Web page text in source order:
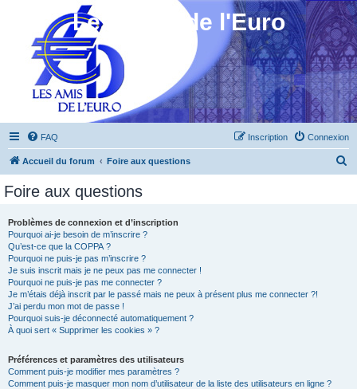
Les Amis de l'Euro
FAQ Connexion
Inscription
Accueil du forum Foire aux questions
Foire aux questions
Problèmes de connexion et d’inscription
Pourquoi ai-je besoin de m’inscrire ?
Qu’est-ce que la COPPA ?
Pourquoi ne puis-je pas m’inscrire ?
Je suis inscrit mais je ne peux pas me connecter !
Pourquoi ne puis-je pas me connecter ?
Je m’étais déjà inscrit par le passé mais ne peux à présent plus me connecter ?!
J’ai perdu mon mot de passe !
Pourquoi suis-je déconnecté automatiquement ?
À quoi sert « Supprimer les cookies » ?
Préférences et paramètres des utilisateurs
Comment puis-je modifier mes paramètres ?
Comment puis-je masquer mon nom d’utilisateur de la liste des utilisateurs en ligne ?